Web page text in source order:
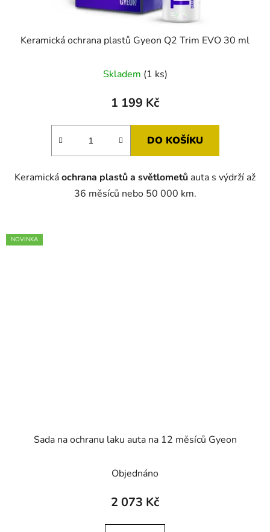
Keramická ochrana plastů Gyeon Q2 Trim EVO 30 ml
hodnocení
produktu
5,0
hvězdiček.
Skladem (1 ks)
1 199 Kč
DO KOŠÍKU
Keramickáochrana plastů a světlometů auta s výdrží až
36 měsíců nebo 50 000 km.
NOVINKA
Sada na ochranu laku auta na 12 měsíců Gyeon
Objednáno
2 073 Kč